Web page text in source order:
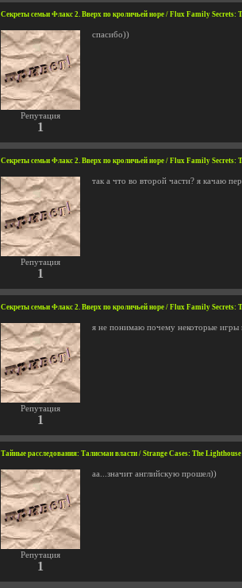
Секреты семьи Флакс 2. Вверх по кроличьей норе / Flux Family
Репутация
1
спасибо))
Секреты семьи Флакс 2. Вверх по кроличьей норе / Flux Family
Репутация
1
так а что во второй части? я качаю
Секреты семьи Флакс 2. Вверх по кроличьей норе / Flux Family
Репутация
1
я не понимаю почему некоторые игры
Тайные расследования: Талисман власти / Strange Cases: The
Репутация
1
аа...значит английскую прошел))